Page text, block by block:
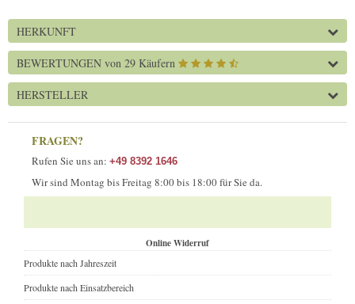
HERKUNFT
BEWERTUNGEN von 29 Käufern
HERSTELLER
FRAGEN?
Rufen Sie uns an: +49 8392 1646
Wir sind Montag bis Freitag 8:00 bis 18:00 für Sie da.
Online Widerruf
Produkte nach Jahreszeit
Produkte nach Einsatzbereich